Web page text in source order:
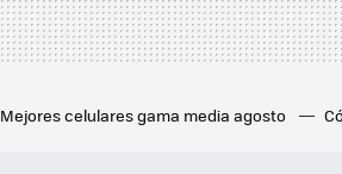
Mejores celulares gama media agosto